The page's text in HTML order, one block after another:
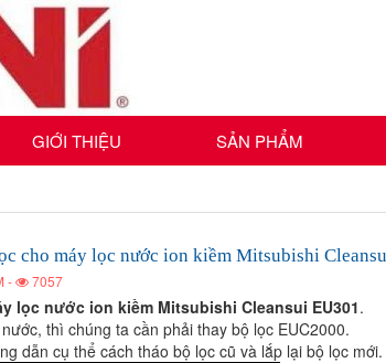
GIỚI THIỆU SẢN PHẨM
cho máy lọc nước ion kiềm Mitsubishi
- 7057
lọc nước ion kiềm Mitsubishi Cleansui EU301.
thì chúng ta cần phải thay bộ lọc EUC2000.
dẫn cụ thể cách tháo bộ lọc cũ và lắp lại bộ lọc mới.